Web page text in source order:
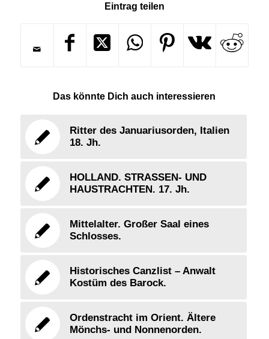
Eintrag teilen
Das könnte Dich auch interessieren
Ritter des Januariusorden, Italien
18. Jh.
HOLLAND. STRASSEN- UND
HAUSTRACHTEN. 17. Jh.
Mittelalter. Großer Saal eines
Schlosses.
Historisches Canzlist – Anwalt
Kostüm des Barock.
Ordenstracht im Orient. Ältere
Mönchs- und Nonnenorden.